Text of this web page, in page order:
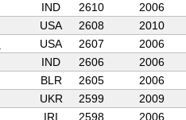
IND 2610
2006
USA 2608
2010
USA 2607
2006
IND 2606
2006
BLR 2605
2006
UKR 2599
2009
IRI 2598
2006